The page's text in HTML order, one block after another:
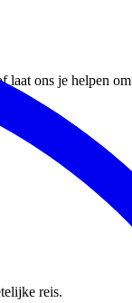
ons je helpen
reis.